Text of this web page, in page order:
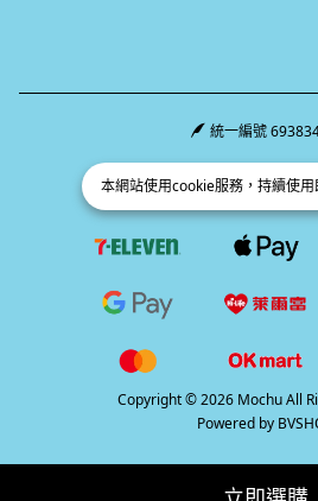
本網站使用cookie服務，持續使
統一編號
Facebook
Copyright © 2026 Mochu All
Powered by